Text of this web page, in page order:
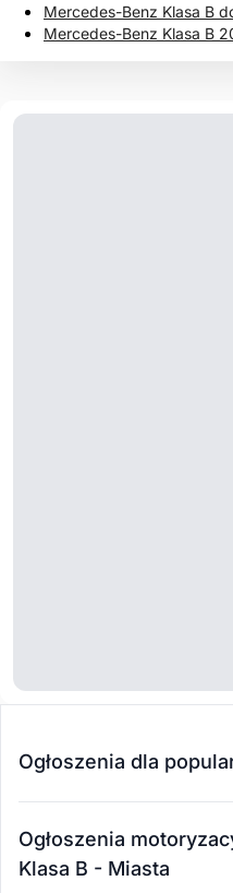
Mercedes-Benz Klasa B
Mercedes-Benz Klasa B
Ogłoszenia dla
Ogłoszenia
Klasa B - Miasta